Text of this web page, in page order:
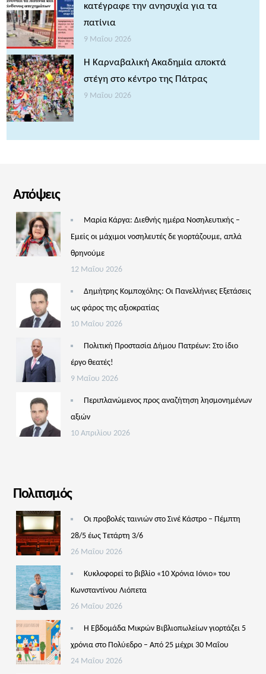
κατέγραφε την ανησυχία για τα
πατίνια
9 Μαΐου 2026
Η Καρναβαλική Ακαδημία αποκτά
στέγη στο κέντρο της Πάτρας
9 Μαΐου 2026
Απόψεις
Μαρία Κάργα: Διεθνής ημέρα Νοσηλευτικής –
Εμείς οι μάχιμοι νοσηλευτές δε γιορτάζουμε, απλά
θρηνούμε
12 Μαΐου 2026
Δημήτρης Κομποχόλης: Οι Πανελλήνιες Εξετάσεις
ως φάρος της αξιοκρατίας
10 Μαΐου 2026
Πολιτική Προστασία Δήμου Πατρέων: Στο ίδιο
έργο θεατές!
9 Μαΐου 2026
Περιπλανώμενος προς αναζήτηση λησμονημένων
αξιών
10 Απριλίου 2026
Πολιτισμός
Οι προβολές ταινιών στο Σινέ Κάστρο – Πέμπτη
28/5 έως Τετάρτη 3/6
26 Μαΐου 2026
Κυκλοφορεί το βιβλίο «10 Χρόνια Ιόνιο» του
Κωνσταντίνου Λιόπετα
26 Μαΐου 2026
Η Εβδομάδα Μικρών Βιβλιοπωλείων γιορτάζει 5
χρόνια στο Πολύεδρο – Από 25 μέχρι 30 Μαΐου
24 Μαΐου 2026